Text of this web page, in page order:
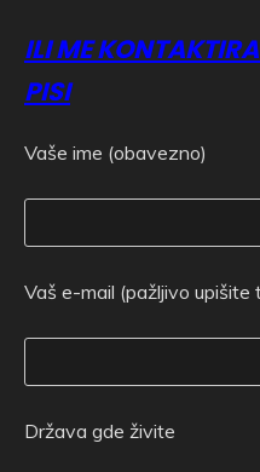
ILI ME
PISI
Vaše ime (obavezno)
Vaš e-mail (pažljivo upišite
Država gde živite